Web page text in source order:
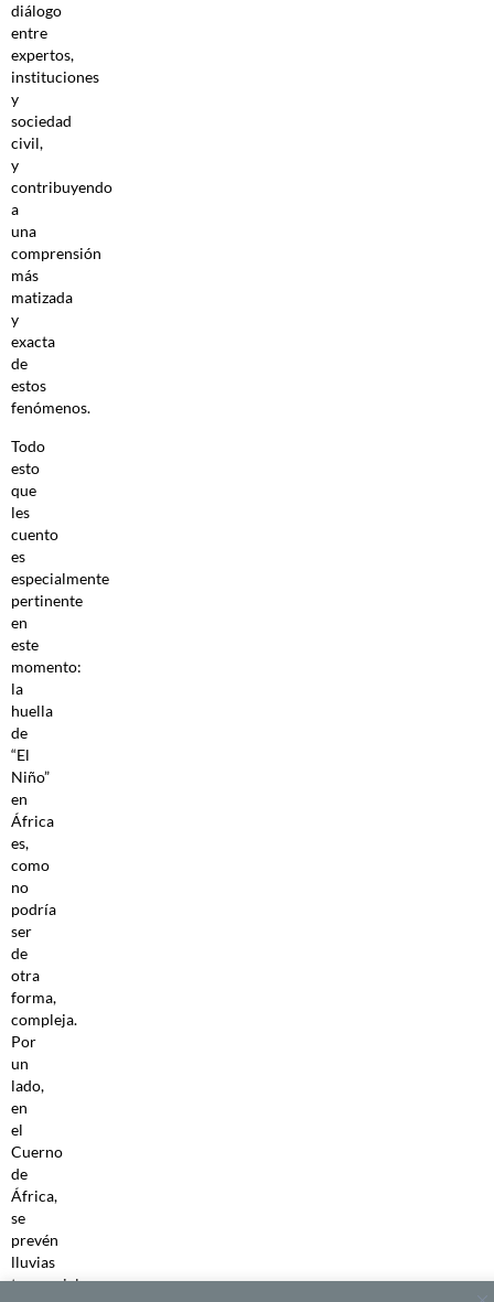
diálogo
entre
expertos,
instituciones
y
sociedad
civil,
y
contribuyendo
a
una
comprensión
más
matizada
y
exacta
de
estos
fenómenos.
Todo
esto
que
les
cuento
es
especialmente
pertinente
en
este
momento:
la
huella
de
“El
Niño”
en
África
es,
como
no
podría
ser
de
otra
forma,
compleja.
Por
un
lado,
en
el
Cuerno
de
África,
se
prevén
lluvias
torrenciales